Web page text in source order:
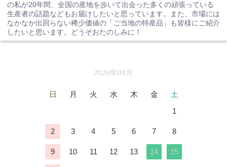
の私が20年間、全国の産地を歩いて出会った多くの頑張っている
生産者の話題などもお届けしたいと思っています。また、市場には
なかなか出回らない稀少価値の「ご当地の特産品」も皆様にご紹介
したいと思います。どうぞおたのしみに！
2026年08月
日 月 火 水 木 金
土
1
2 3 4 5 6 7 8
9 10 11 12 13 14 15